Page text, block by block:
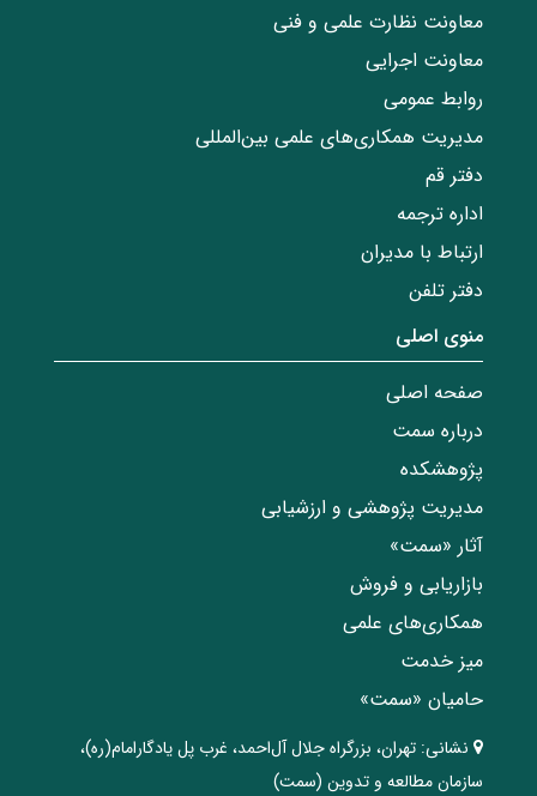
معاونت نظارت علمی و فنی
معاونت اجرایی
روابط عمومی
مدیریت همکاری‌های علمی بین‌المللی
دفتر قم
اداره ترجمه
ارتباط با مدیران
دفتر تلفن
منوی اصلی
صفحه اصلی
درباره سمت
پژوهشکده
مدیریت پژوهشی و ارزشیابی
آثار «سمت»
بازاریابی و فروش
همکاری‌های علمی
میز خدمت
حامیان «سمت»
نشانی: تهران، ‌بزرگراه ‌جلال آل‌احمد، غرب پل يادگار‌امام(ره)‌،
سازمان مطالعه و تدوین‌ (سمت)